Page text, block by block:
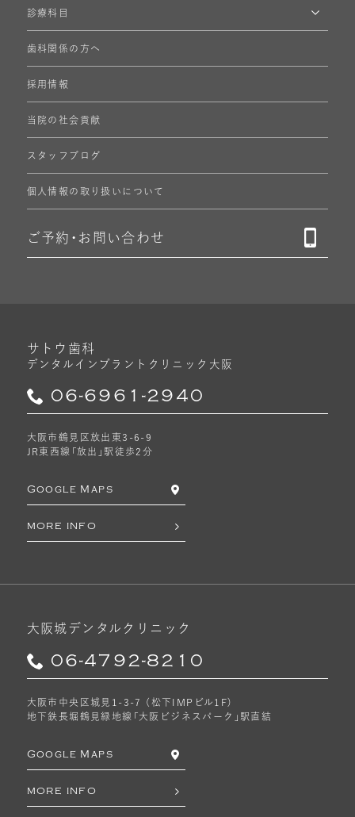
診療科目
歯科関係の方へ
採用情報
当院の社会貢献
スタッフブログ
個人情報の 取り扱いについて
ご予約・ お問い合わせ
サトウ歯科
デンタルインプラントクリニック 大阪
06-6961-2940
大阪市鶴見区放出東3-6-9
JR東西線「放出」駅徒歩2分
Google Maps
MORE INFO
大阪城デンタルクリニック
06-4792-8210
大阪市中央区城見1-3-7 （松下IMPビル1F）
地下鉄長堀鶴見緑地線「大阪ビジネスパーク」駅直結
Google Maps
MORE INFO